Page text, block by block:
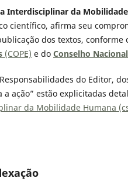
Interdisciplinar da
científico, afirma seu
dos textos,
(COPE) e do Conselho
do Editor,
a ação” estão explicitadas
da Mobilidade Humana